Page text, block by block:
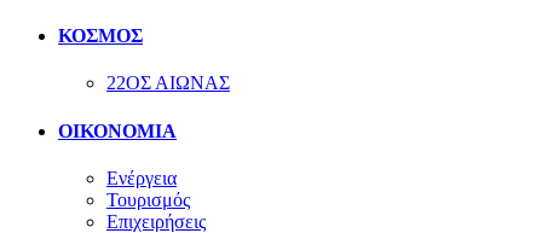
ΚΟΣΜΟΣ
22ΟΣ ΑΙΩΝΑΣ
ΟΙΚΟΝΟΜΙΑ
Ενέργεια
Τουρισμός
Επιχειρήσεις